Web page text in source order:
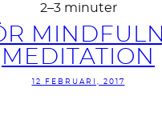
2–3 minuter
MEDITATION
12 FEBRUARI, 2017